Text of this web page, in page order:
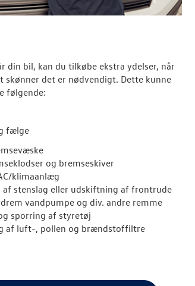
din bil, kan du tilkøbe ekstra ydelser, når
skønner det er nødvendigt. Dette kunne
følgende:
fælge
og bremseskiver
klimaanlæg
af stenslag eller udskiftning af frontrude
vandpumpe og div. andre remme
sporring af styretøj
af luft-, pollen og brændstoffiltre